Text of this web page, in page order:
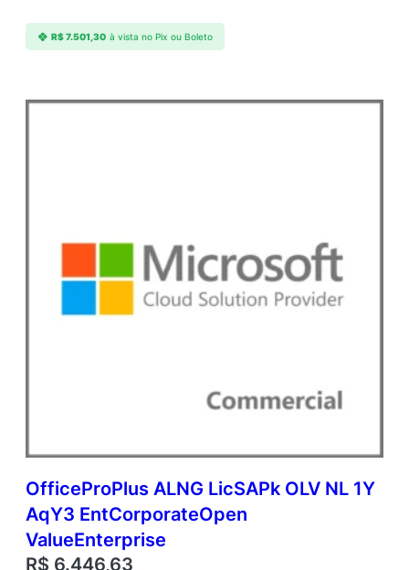
R$7.501,30 à vista no Pix ou Boleto
OfficeProPlus ALNG LicSAPk OLV NL 1Y
AqY3 EntCorporateOpen
ValueEnterprise
R$ 6.446,63